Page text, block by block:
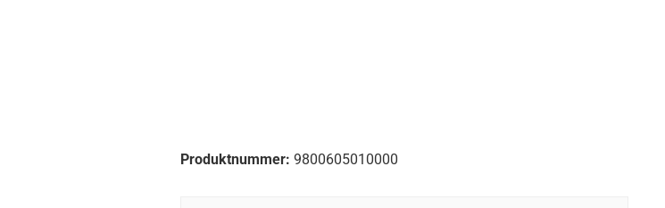
Produktnummer: 9800605010000